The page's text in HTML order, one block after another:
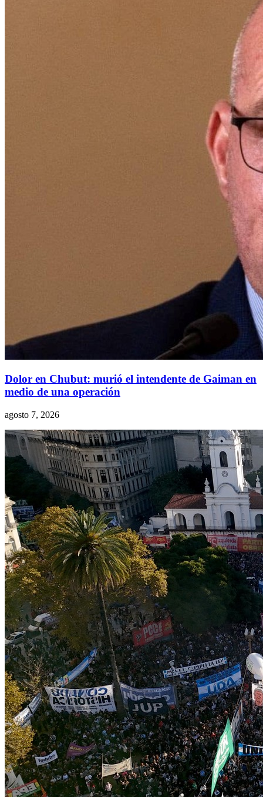
Dolor en Chubut: murió el intendente de Gaiman en
medio de una operación
agosto 7, 2026